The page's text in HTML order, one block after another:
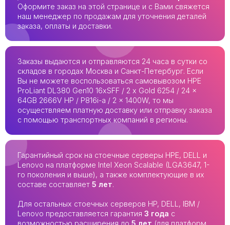
Оформите заказ на этой странице и с Вами свяжется
наш менеджер по продажам для уточнения деталей
заказа, оплаты и доставки.
Заказы выдаются и отправляются 24 часа в сутки со
складов в городах Москва и Санкт-Петербург. Если
Вы не можете воспользоваться самовывозом HPE
ProLiant DL380 Gen10 16xSFF / 2 x Gold 6254 / 24 x
64GB 2666V HP / P816i-a / 2 x 1400W, то мы
осуществляем платную доставку или отправку заказа
с помощью транспортных компаний в регионы.
Гарантийный срок на стоечные серверы HPE, DELL и
Lenovo на платформе Intel Xeon Scalable (LGA3647, 1-
го поколения и выше), а также комплектующие в их
составе составляет 5 лет.
Для остальных стоечных серверов HP, DELL, IBM /
Lenovo предоставляется гарантия 3 года с
возможностью расширения до 5 лет (для платформ